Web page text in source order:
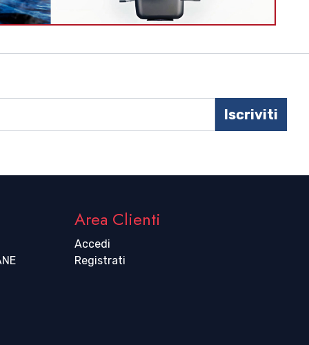
Iscriviti
Area Clienti
Accedi
Registrati